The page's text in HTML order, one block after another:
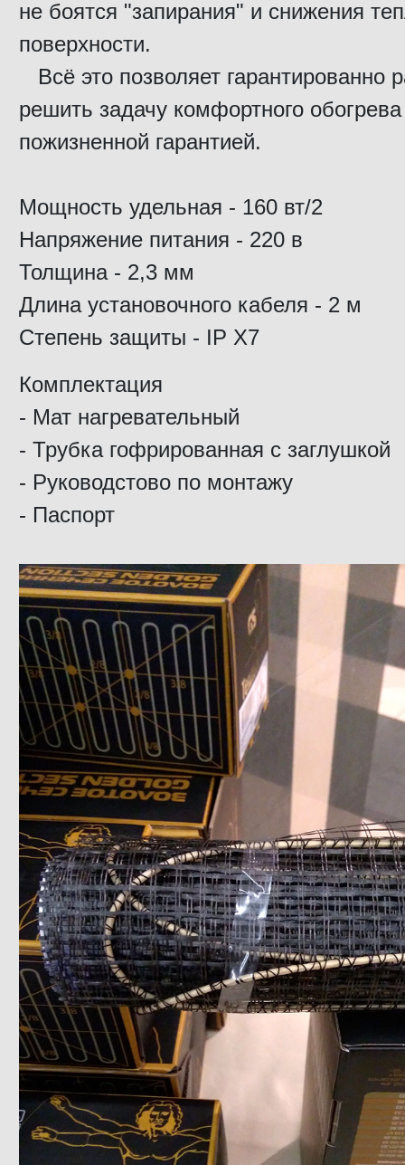
не боятся "запирания" и снижения
поверхности.
Всё это позволяет гарантированно
решить задачу комфортного
пожизненной гарантией.
Мощность удельная - 160 вт/2
Напряжение питания - 220 в
Толщина - 2,3 мм
Длина установочного кабеля - 2 м
Степень защиты - IP X7
Комплектация
- Мат нагревательный
- Трубка гофрированная с заглушкой
- Руководстово по монтажу
- Паспорт